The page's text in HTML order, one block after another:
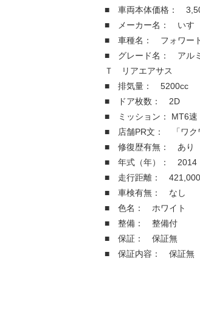
■ 車両本体価格：
■ メーカー名： いすゞ
■ 車種名： フォワー
■ グレード名： アル
Ｔ リアエアサス
■ 排気量： 5200cc
■ ドア枚数： 2D
■ ミッション： MT6速
■ 店舗PR文： 「ワク
■ 修復歴有無： あり
■ 年式（年）： 2014
■ 走行距離：
■ 車検有無： なし
■ 色名： ホワイト
■ 整備： 整備付
■ 保証： 保証無
■ 保証内容： 保証無